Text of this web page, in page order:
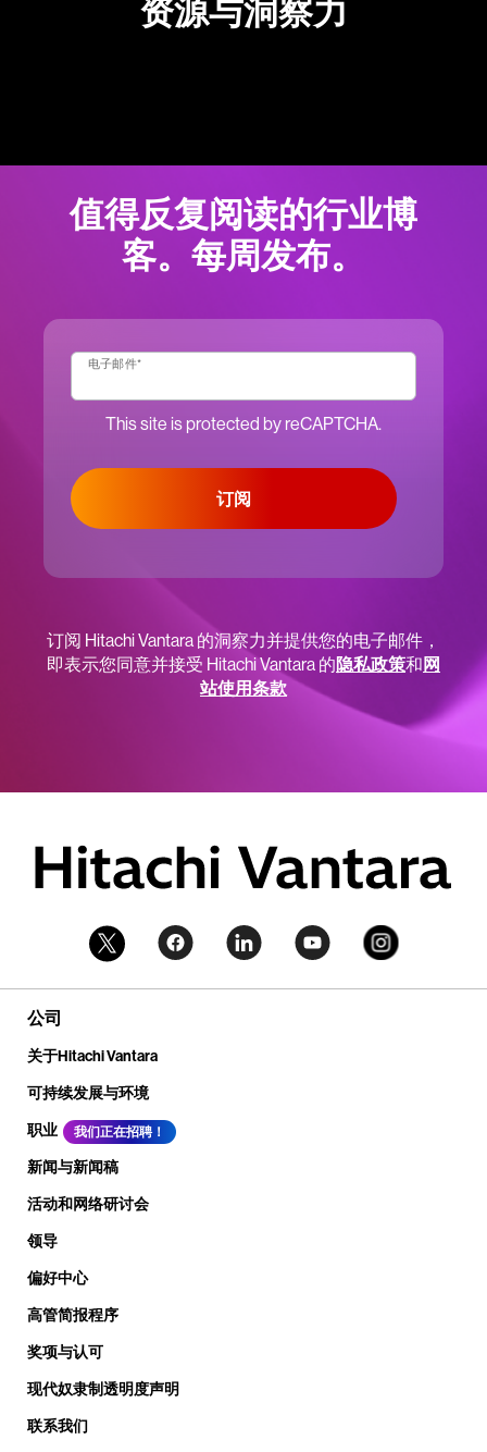
资源与洞察力
值得反复阅读的行业博
客。每周发布。
电子邮件*
This site is protected by reCAPTCHA.
订阅
订阅 Hitachi Vantara 的洞察力并提供您的电子邮件，
即表示您同意并接受 Hitachi Vantara 的隐私政策和 网
站使用条款
公司
关于Hitachi Vantara
可持续发展与环境
职业
我们正在招聘！
新闻与新闻稿
活动和网络研讨会
领导
偏好中心
高管简报程序
奖项与认可
现代奴隶制透明度声明
联系我们